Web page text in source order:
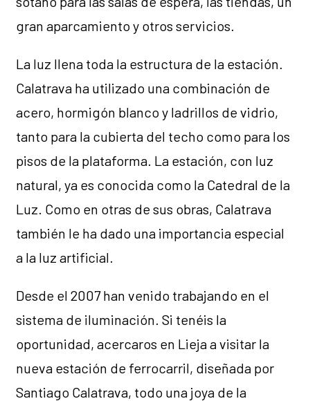
gran aparcamiento y otros servicios.
La luz llena toda la estructura de la estación.
Calatrava ha utilizado una combinación de
acero, hormigón blanco y ladrillos de vidrio,
tanto para la cubierta del techo como para los
pisos de la plataforma. La estación, con luz
natural, ya es conocida como la Catedral de la
Luz. Como en otras de sus obras, Calatrava
también le ha dado una importancia especial
a la luz artificial.
Desde el 2007 han venido trabajando en el
sistema de iluminación. Si tenéis la
oportunidad, acercaros en Lieja a visitar la
nueva estación de ferrocarril, diseñada por
Santiago Calatrava, todo una joya de la